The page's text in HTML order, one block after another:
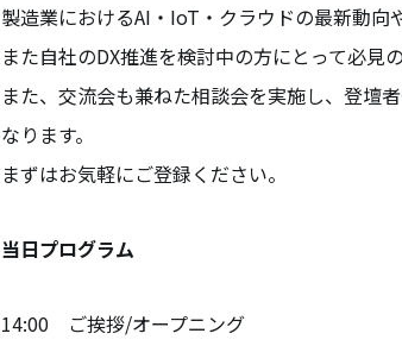
製造業におけるAI・IoT・クラウドの最新動向
また自社のDX推進を検討中の方にとって必見の
また、交流会も兼ねた相談会を実施し、登壇
なります。
まずはお気軽にご登録ください。
当日プログラム
14:00 ご挨拶/オープニング